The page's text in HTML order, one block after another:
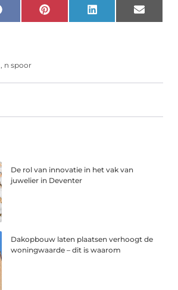
FacebookPinterest LinkedIn Email
, n spoor
De rol van innovatie in het vak van
juwelier in Deventer
Dakopbouw laten plaatsen verhoogt de
woningwaarde – dit is waarom